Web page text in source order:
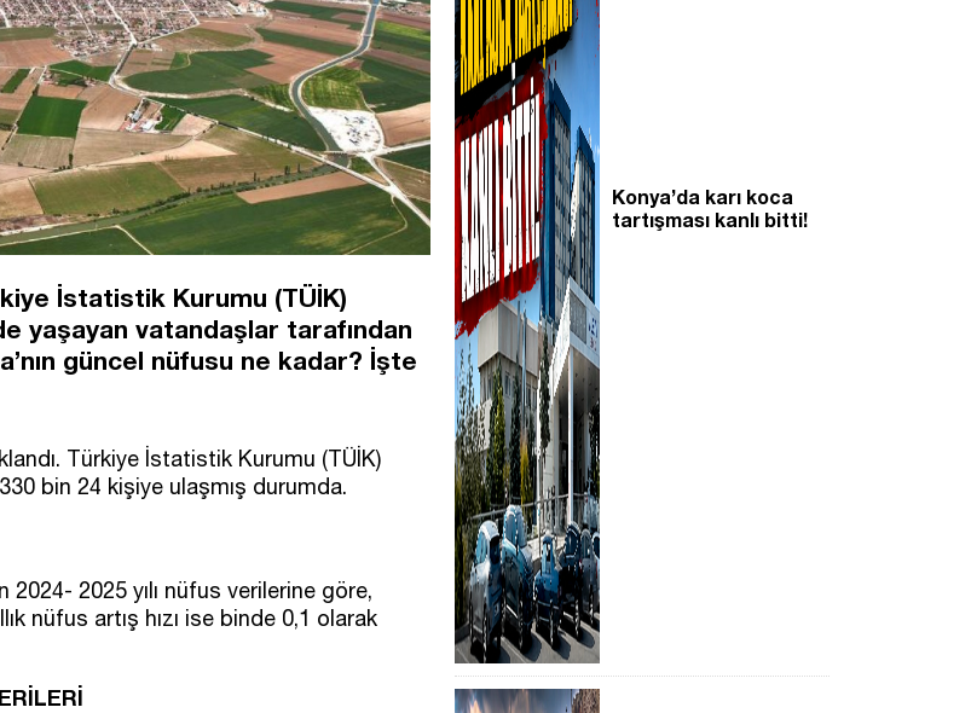
İstatistik Kurumu (TÜİK)
yaşayan vatandaşlar tarafından
güncel nüfusu ne kadar? İşte
Türkiye İstatistik Kurumu (TÜİK)
bin 24 kişiye ulaşmış durumda.
2025 yılı nüfus verilerine göre,
nüfus artış hızı ise binde 0,1 olarak
Konya’da karı koca
tartışması kanlı bitti!